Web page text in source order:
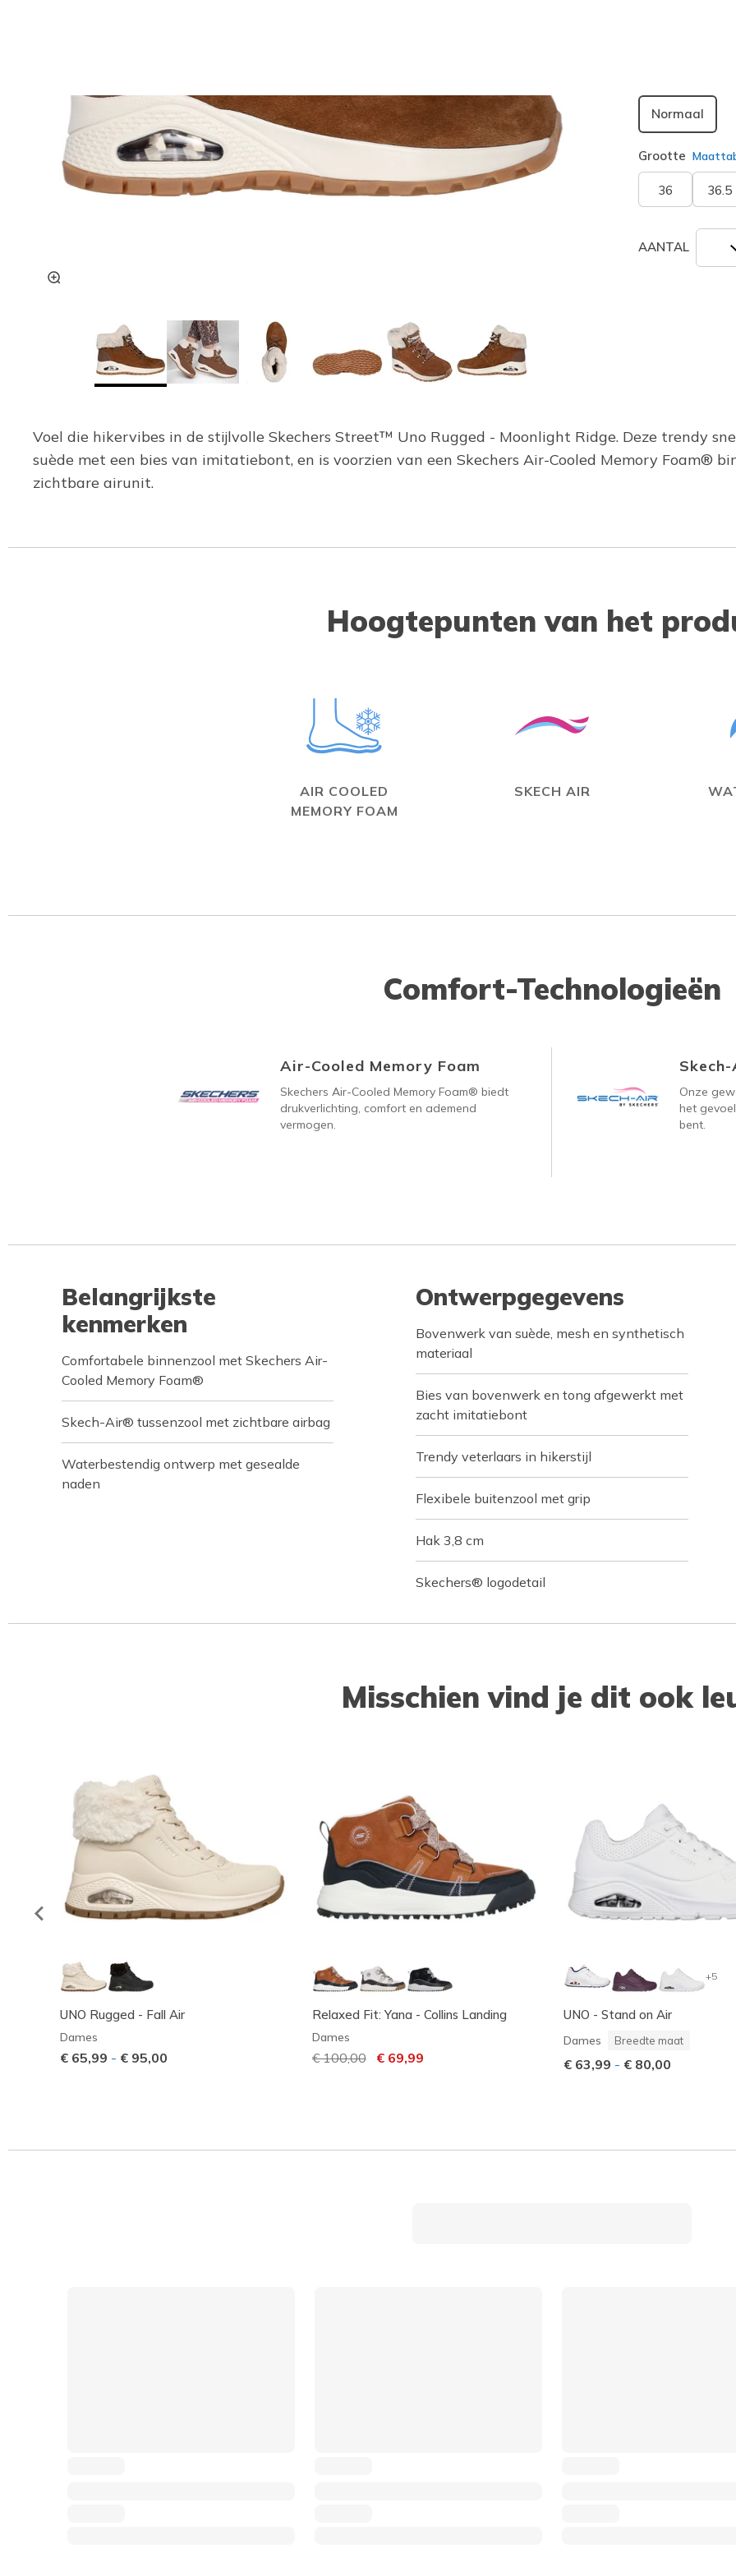
Normaal
Grootte
36 36.5
AANTAL
Voel die hikervibes in de stijlvolle Skechers Street™ Uno Rugged - Moonlight Ridge. Deze trendy
suède met een bies van imitatiebont, en is voorzien van een Skechers Air-Cooled Memory Foam®
zichtbare airunit.
Hoogtepunten van het
AIR COOLED
MEMORY FOAM
SKECH AIR
Comfort-Technologieën
Air-Cooled Memory Foam
Skechers Air-Cooled Memory Foam® biedt
drukverlichting, comfort en ademend
vermogen.
Onze
het
bent.
Belangrijkste
kenmerken
Comfortabele binnenzool met Skechers Air-
Cooled Memory Foam®
Skech-Air® tussenzool met zichtbare airbag
Waterbestendig ontwerp met gesealde
naden
Ontwerpgegevens
Bovenwerk van suède, mesh en synthetisch
materiaal
Bies van bovenwerk en tong afgewerkt met
zacht imitatiebont
Trendy veterlaars in hikerstijl
Flexibele buitenzool met grip
Hak 3,8 cm
Skechers® logodetail
Misschien vind je dit ook
UNO Rugged - Fall Air
Dames
€ 65,99 - € 95,00
Relaxed Fit: Yana - Collins Landing
Dames
Prijs verlaagd van
€ 100,00naar
€ 69,99
+5
UNO - Stand on Air
Dames Breedte maat
€ 63,99 - € 80,00